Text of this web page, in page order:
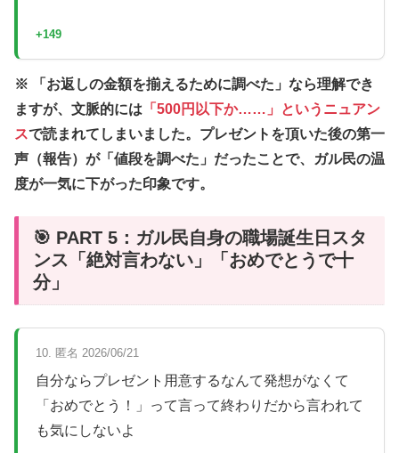
+149
※ 「お返しの金額を揃えるために調べた」なら理解でき
ますが、文脈的には 「500円以下か……」というニュアン
スで読まれてしまいました。プレゼントを頂いた後の第一
声（報告）が「値段を調べた」だったことで、ガル民の温
度が一気に下がった印象です。
🎯 PART 5：ガル民自身の職場誕生日スタ
ンス「絶対言わない」「おめでとうで十
分」
10. 匿名 2026/06/21
自分ならプレゼント用意するなんて発想がなくて
「おめでとう！」って言って終わりだから言われて
も気にしないよ